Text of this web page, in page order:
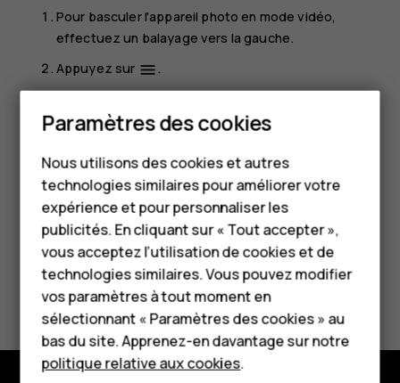
Smartphones
Téléphones classiques
HMD Terra M
Pour les entreprises
Tablettes
Boutique
Mon compte
Pour basculer l'appareil photo en mode vidéo,
effectuez un balayage vers la gauche.
Appuyez sur menu.
Appuyez sur
Ralentipour enregistrer.
Pour arrêter l'enregistrement, appuyez sur
Avez-vous trouvé cela utile?
Oui Non
Paramètres des cookies
Nous utilisons des cookies et autres
technologies similaires pour améliorer votre
expérience et pour personnaliser les
publicités. En cliquant sur « Tout accepter »,
vous acceptez l’utilisation de cookies et de
technologies similaires. Vous pouvez modifier
vos paramètres à tout moment en
sélectionnant « Paramètres des cookies » au
bas du site. Apprenez-en davantage sur notre
politique relative aux cookies.